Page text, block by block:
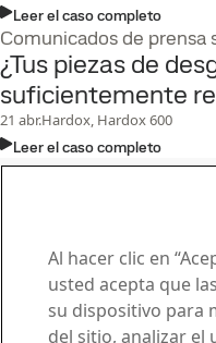
Leer el caso completo
Comunicados de prensa
¿Tus piezas de
suficientemente
21 abr.Hardox, Hardox 600
Leer el caso completo
SSAB
Póngase en
¿Cómo podemos ayudarle?
Al hacer clic en
usted acepta que
su dispositivo para
del sitio, analizar el